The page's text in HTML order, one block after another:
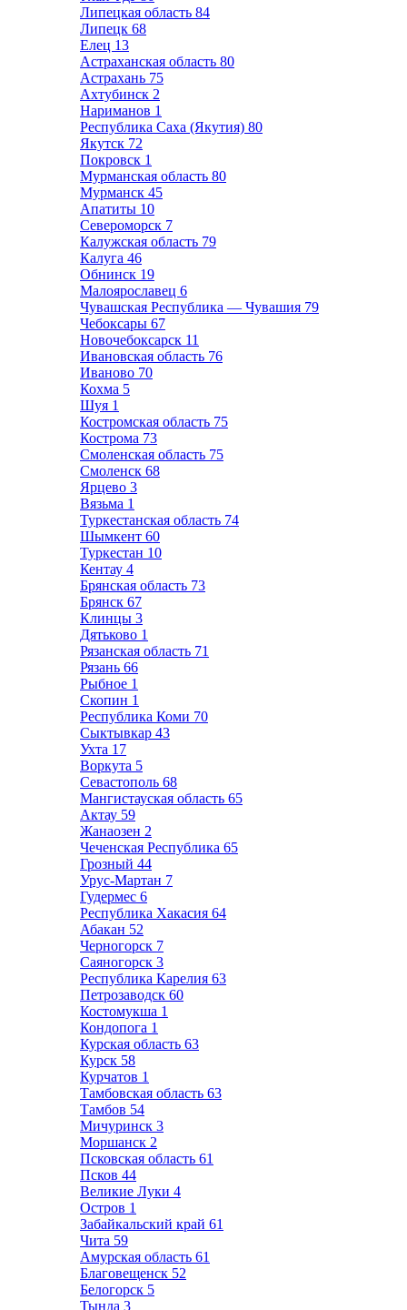
Липецкая область 84
Липецк 68
Елец 13
Астраханская область 80
Астрахань 75
Ахтубинск 2
Нариманов 1
Республика Саха (Якутия) 80
Якутск 72
Покровск 1
Мурманская область 80
Мурманск 45
Апатиты 10
Североморск 7
Калужская область 79
Калуга 46
Обнинск 19
Малоярославец 6
Чувашская Республика — Чувашия 79
Чебоксары 67
Новочебоксарск 11
Ивановская область 76
Иваново 70
Кохма 5
Шуя 1
Костромская область 75
Кострома 73
Смоленская область 75
Смоленск 68
Ярцево 3
Вязьма 1
Туркестанская область 74
Шымкент 60
Туркестан 10
Кентау 4
Брянская область 73
Брянск 67
Клинцы 3
Дятьково 1
Рязанская область 71
Рязань 66
Рыбное 1
Скопин 1
Республика Коми 70
Сыктывкар 43
Ухта 17
Воркута 5
Севастополь 68
Мангистауская область 65
Актау 59
Жанаозен 2
Чеченская Республика 65
Грозный 44
Урус-Мартан 7
Гудермес 6
Республика Хакасия 64
Абакан 52
Черногорск 7
Саяногорск 3
Республика Карелия 63
Петрозаводск 60
Костомукша 1
Кондопога 1
Курская область 63
Курск 58
Курчатов 1
Тамбовская область 63
Тамбов 54
Мичуринск 3
Моршанск 2
Псковская область 61
Псков 44
Великие Луки 4
Остров 1
Забайкальский край 61
Чита 59
Амурская область 61
Благовещенск 52
Белогорск 5
Тында 3